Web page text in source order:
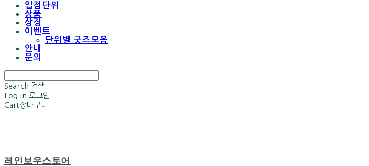
입점단위
상품
상징
이벤트
단위별 굿즈모음
안내
문의
Search 검색
Log In 로그인
Cart장바구니
레인보우스토어